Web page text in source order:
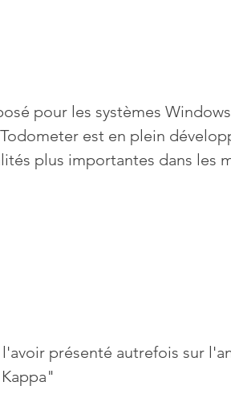
pour les systèmes
est en plein
plus importantes dans les
présenté autrefois sur